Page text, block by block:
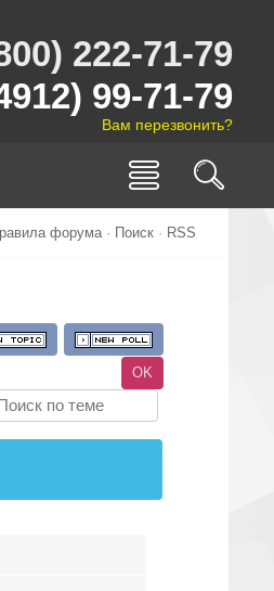
222-71-79
99-71-79
Вам перезвонить?
форума· Поиск · RSS